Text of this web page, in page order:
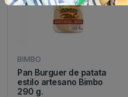
BIMBO
Pan Burguer de patata
estilo artesano Bimbo
290 g.